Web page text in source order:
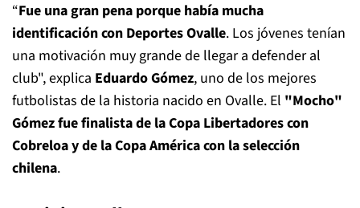
“Fue una gran pena porque había mucha
identificación con Deportes Ovalle. Los jóvenes tenían
una motivación muy grande de llegar a defender al
club", explica Eduardo Gómez, uno de los mejores
futbolistas de la historia nacido en Ovalle. El "Mocho"
Gómez fue finalista de la Copa Libertadores con
Cobreloa y de la Copa América con la selección
chilena.